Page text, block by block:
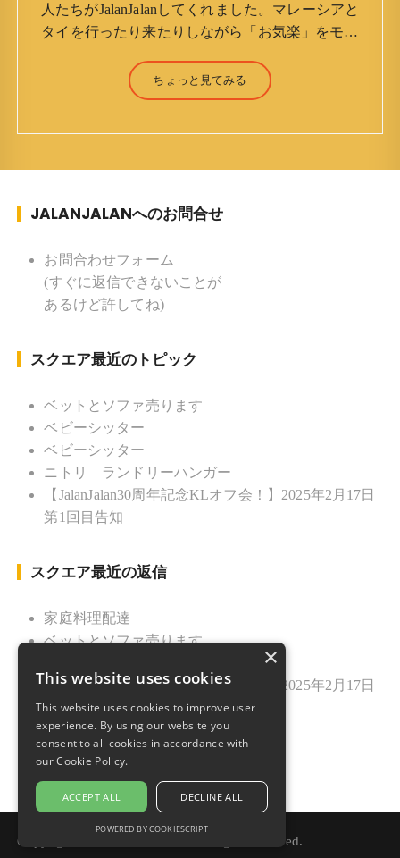
人たちがJalanJalanしてくれました。マレーシアと
タイを行ったり来たりしながら「お気楽」をモッ
（Jun Yamamori） 生年月日 ：1959年7月4日(61
才) 生まれ ：香港(3才まで) 育
ク ソフトボール
督 BKKソフトボール「おぼんこ
ぼん 」監督 マレーシア歴：1991年から31年目 タ
イ歴 ：2001年から21年目
ちょっと見てみる
JALANJALANへのお問合せ
お問合わせフォーム
(すぐに返信できないことが
あるけど許してね)
スクエア最近のトピック
ベットとソファ売ります
ベビーシッター
ベビーシッター
ニトリ ランドリーハンガー
【JalanJalan30周年記念KLオフ会！】2025年2月17日
第1回目告知
スクエア最近の返信
家庭料理配達
ベットとソファ売ります
【JalanJalan30周年記念KLオフ会！】2025年2月17日
第1回目告知
久しぶりのご挨拶
Copyright © 2021 Jalan Jalan. All rights reserved.
×
This website uses cookies
This website uses cookies to improve user
experience. By using our website you
consent to all cookies in accordance with
our Cookie Policy.
ACCEPT ALL DECLINE ALL
POWERED BY COOKIESCRIPT